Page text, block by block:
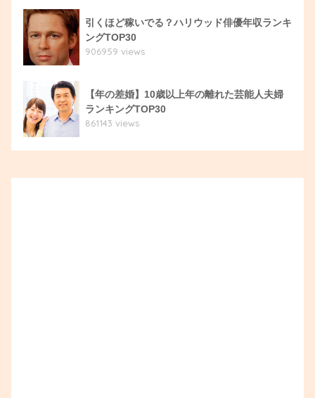
引くほど稼いでる？ハリウッド俳優年収ランキ
ングTOP30
906959 views
【年の差婚】10歳以上年の離れた芸能人夫婦
ランキングTOP30
861143 views